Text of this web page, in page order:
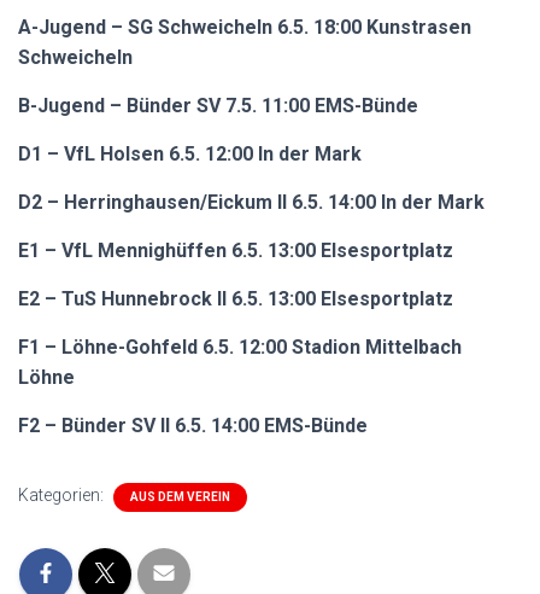
A-Jugend – SG Schweicheln 6.5. 18:00 Kunstrasen
Schweicheln
B-Jugend – Bünder SV 7.5. 11:00 EMS-Bünde
D1 – VfL Holsen 6.5. 12:00 In der Mark
D2 – Herringhausen/Eickum II 6.5. 14:00 In der Mark
E1 – VfL Mennighüffen 6.5. 13:00 Elsesportplatz
E2 – TuS Hunnebrock II 6.5. 13:00 Elsesportplatz
F1 – Löhne-Gohfeld 6.5. 12:00 Stadion Mittelbach
Löhne
F2 – Bünder SV II 6.5. 14:00 EMS-Bünde
Kategorien: AUS DEM VEREIN